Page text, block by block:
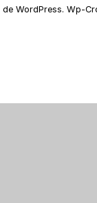
WordPress. Wp-